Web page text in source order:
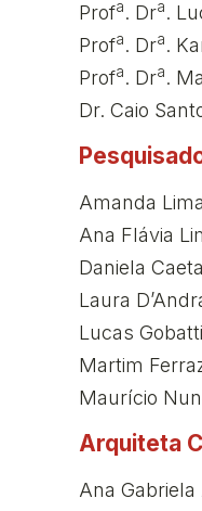
Profa. Dra.
Profa. Dra.
Profa. Dra.
Dr. Caio
Amanda
Ana Flávia
Daniela
Laura
Lucas Gobatti
Martim
Maurício
Arquiteta
Ana Gabriela